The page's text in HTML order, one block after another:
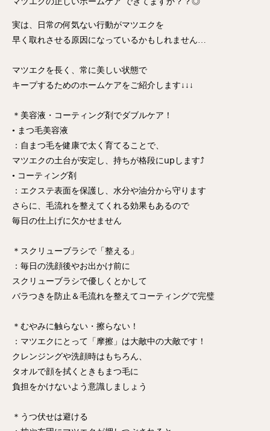
実は、日常の何気ない行動がマツエクを
早く取れさせる原因になっているかもしれません…
マツエクを長く、常に美しい状態で
キープするためのホームケアをご紹介します↓↓↓
＊美容液・コーティング剤でダブルケア！
• まつ毛美容液
：自まつ毛を健康で太く育てることで、
マツエクの土台が安定し、持ちが格段に𝗎𝗉します⤴︎
• コーティング剤
：エクステ表面を保護し、水分や油分から守ります
さらに、毛流れを整えてくれる効果もあるので
毎日の仕上げに欠かせません
＊スクリューブラシで「整える」
：毎日の洗顔後やお出かけ前に
スクリューブラシで優しくとかして
バラつきを防止＆毛流れを整えてコーティングで完璧
＊むやみに触らない・擦らない！
：マツエクにとって「摩擦」は大敵中の大敵です！
クレンジングや洗顔時はもちろん、
タオルで顔を拭くときもまつ毛に
負担をかけないよう意識しましょう
＊うつ伏せは避ける